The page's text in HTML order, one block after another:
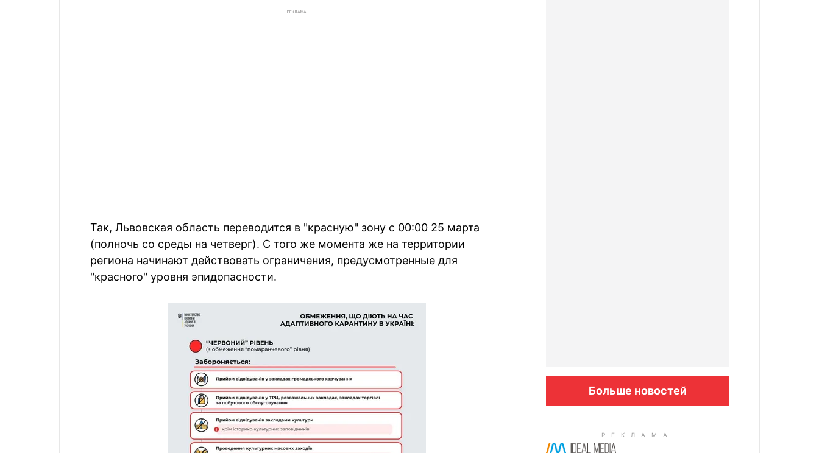
РЕКЛАМА
Так, Львовская область переводится в "красную" зону с 00:00 25 марта
(полночь со среды на четверг). С того же момента же на территории
региона начинают действовать ограничения, предусмотренные для
"красного" уровня эпидопасности.
Больше новостей